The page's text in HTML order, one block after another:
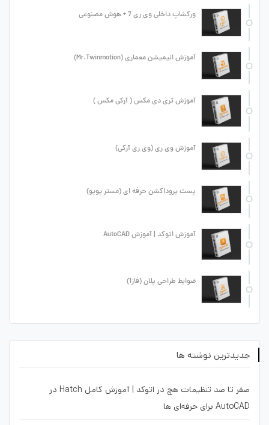
ورکشاپ داخلی وی ری 7 + هوش مصنوعی
آموزش انیمیشن معماری (Mr.Twinmotion)
آموزش تری دی مکس ( آرکی مکس )
آموزش وی ری (وی ری آرکی)
پست پروداکشن حرفه ای (مستر پوپو)
آموزش اتوکد | آموزش AutoCAD
ضوابط طراحی پلان (فاز1)
جدیدترین نوشته ها
صفر تا صد تنظیمات هچ در اتوکد | آموزش کامل Hatch در
AutoCAD برای حرفه‌ای ها